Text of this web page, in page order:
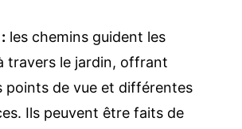
les chemins guident les
travers le jardin, offrant
points de vue et différentes
Ils peuvent être faits de